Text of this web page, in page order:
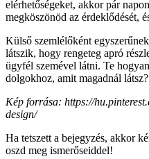
elérhetőségeket, akkor pár
megköszönöd az érdeklődését,
Külső szemlélőként
látszik, hogy rengeteg apró
ügyfél szemével látni. Te
dolgokhoz, amit magadnál látsz?
Kép forrása: https://
design/
Ha tetszett a bejegyzés, akkor
oszd meg ismerőseiddel!